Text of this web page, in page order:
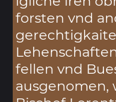
forsten vnd
fellen vnd
ausgenomen,